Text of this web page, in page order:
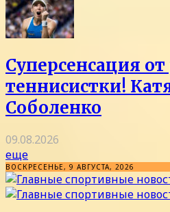
Суперсенсация
теннисистки!
Соболенко
09.08.2026
еще
ВОСКРЕСЕНЬЕ, 9 АВГУСТА, 2026